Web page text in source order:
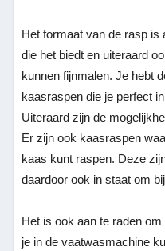
Het formaat van de rasp is
die het biedt en uiteraard
kunnen fijnmalen. Je hebt
kaasraspen die je perfect
Uiteraard zijn de
Er zijn ook kaasraspen
kaas kunt raspen. Deze
daardoor ook in staat om
Het is ook aan te raden
je in de vaatwasmachine